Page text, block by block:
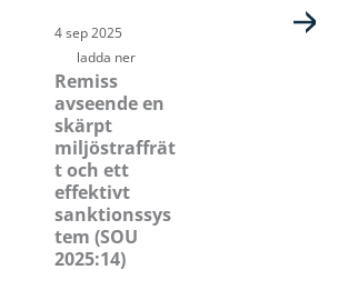
4 sep 2025
ladda ner
Remiss
avseende en
skärpt
miljöstraffrät
t och ett
effektivt
sanktionssys
tem (SOU
2025:14)
Sida